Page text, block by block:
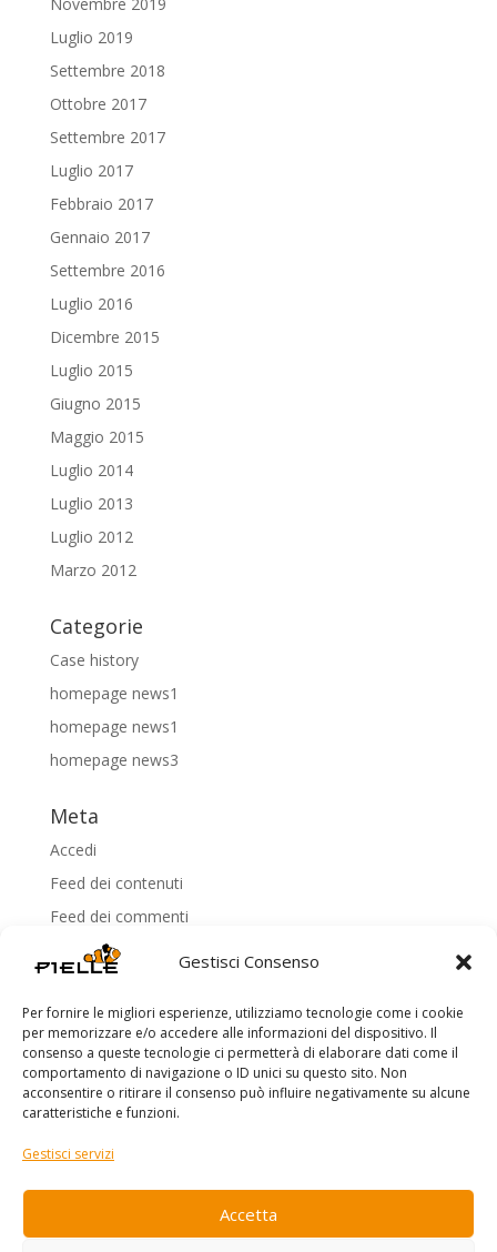
Gestisci Consenso
Per fornire le migliori esperienze, utilizziamo tecnologie come i cookie
per memorizzare e/o accedere alle informazioni del dispositivo. Il
consenso a queste tecnologie ci permetterà di elaborare dati come il
comportamento di navigazione o ID unici su questo sito. Non
acconsentire o ritirare il consenso può influire negativamente su alcune
caratteristiche e funzioni.
Gestisci servizi
Accetta
Luglio 2019
Settembre 2018
Ottobre 2017
Settembre 2017
Luglio 2017
Febbraio 2017
Gennaio 2017
Settembre 2016
Luglio 2016
Dicembre 2015
Luglio 2015
Giugno 2015
Maggio 2015
Luglio 2014
Luglio 2013
Luglio 2012
Marzo 2012
Categorie
Case history
homepage news1
homepage news1
homepage news3
Meta
Accedi
Feed dei contenuti
Feed dei commenti
WordPress.org
Copyright Pielle - P.IVA 03421320924 -